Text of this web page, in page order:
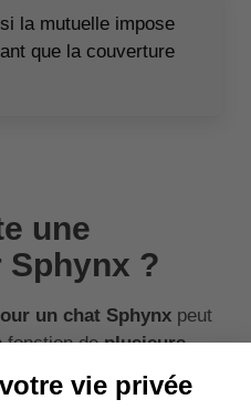
la mutuelle impose
que la couverture
une
Sphynx ?
un chat Sphynxpeut
fonction deplusieurs
son état de santé
d'assurance